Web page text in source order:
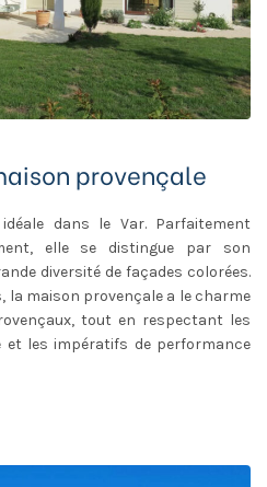
provençale
dans le Var. Parfaitement
elle se distingue par son
diversité de façades colorées.
la maison provençale a le charme
tout en respectant les
les impératifs de performance